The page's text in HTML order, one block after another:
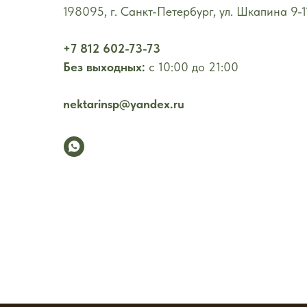
198095, г. Санкт-Петербург, ул. Шкапина 9-
+7 812 602-73-73
Без выходных: с 10:00 до 21:00
nektarinsp@yandex.ru